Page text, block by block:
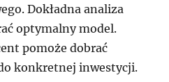
Dokładna analiza
optymalny model.
pomoże dobrać
konkretnej inwestycji.